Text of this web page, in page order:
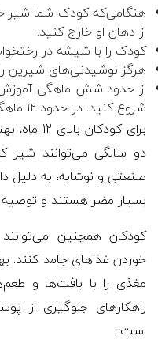
هنگامی‌که کودک شما شیر
از دهان او خارج کنید.
کودک را با شیشه در
هرگز نوشیدنی‌های شیرین
از حدود شش ماهگی آموزش
شروع کنید. در حدود 12 ماهگی، کودک باید فقط با فنجان بنوشد.
برای
دو سالگی می‌توانند شیر
صنعتی و نوشابه، به دلیل
بسیار مضر هستند و
کودکان همچنین
خوردن غذاهای جامد کنند.
مغذی را با بافت‌ها و
راهکارهای جلوگیری از
است: